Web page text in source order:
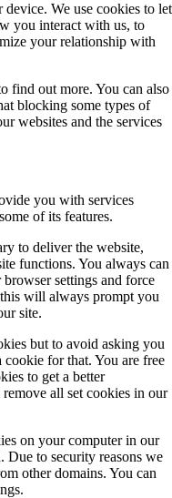
device. We use cookies to let
you interact with us, to
your relationship with
find out more. You can also
blocking some types of
websites and the services
you with services
of its features.
to deliver the website,
functions. You always can
settings and force
will always prompt you
site.
but to avoid asking you
for that. You are free
to get a better
all set cookies in our
on your computer in our
Due to security reasons we
other domains. You can